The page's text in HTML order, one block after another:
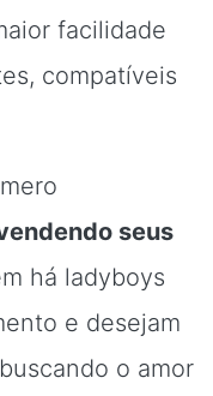
facilidade
compatíveis
seus
há ladyboys
e desejam
o amor